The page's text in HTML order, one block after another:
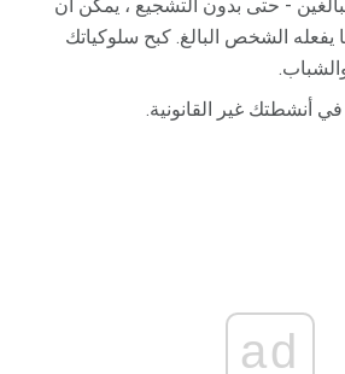
- حتى بدون التشجيع ، يمكن أن
يفعله الشخص البالغ. كبح سلوكياتك
غير القانونية.
ad